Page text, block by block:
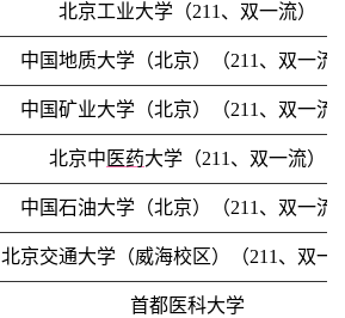
北京工业大学（211、双一流）
中国地质大学（北京）（211、双一流
中国矿业大学（北京）（211、双一流
北京中 医药大学（211、双一流）
中国石油大学（北京）（211、双一流
北京交通大学（威海校区）（211、双一
首都医科大学